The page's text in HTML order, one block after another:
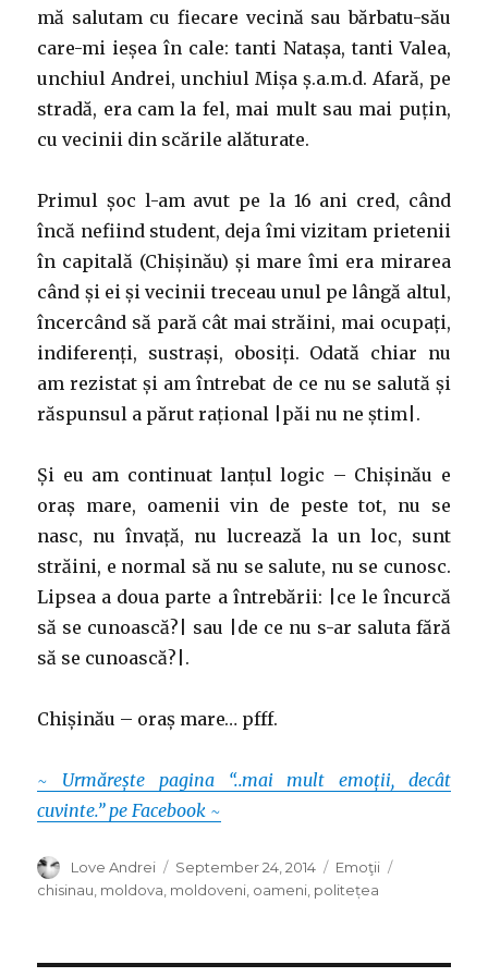
mă salutam cu fiecare vecină sau bărbatu-său
care-mi ieșea în cale: tanti Natașa, tanti Valea,
unchiul Andrei, unchiul Mișa ș.a.m.d. Afară, pe
stradă, era cam la fel, mai mult sau mai puțin,
cu vecinii din scările alăturate.
Primul șoc l-am avut pe la 16 ani cred, când
încă nefiind student, deja îmi vizitam prietenii
în capitală (Chișinău) și mare îmi era mirarea
când și ei și vecinii treceau unul pe lângă altul,
încercând să pară cât mai străini, mai ocupați,
indiferenți, sustrași, obosiți. Odată chiar nu
am rezistat și am întrebat de ce nu se salută și
răspunsul a părut rațional |păi nu ne știm|.
Și eu am continuat lanțul logic – Chișinău e
oraș mare, oamenii vin de peste tot, nu se
nasc, nu învață, nu lucrează la un loc, sunt
străini, e normal să nu se salute, nu se cunosc.
Lipsea a doua parte a întrebării: |ce le încurcă
să se cunoască?| sau |de ce nu s-ar saluta fără
să se cunoască?|.
Chișinău – oraș mare… pfff.
~ Urmărește pagina “..mai mult emoții, decât
cuvinte.” pe Facebook ~
Author
Love Andrei
Posted
on
September 24, 2014 Categories
Emoţii
chisinau moldova moldoveni oameni politețea